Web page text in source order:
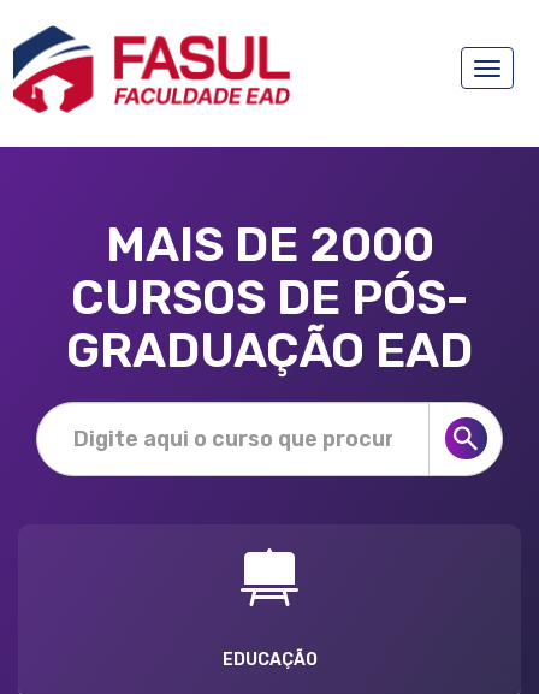
Toggle
MAIS DE 2000
CURSOS DE PÓS-
GRADUAÇÃO EAD
EDUCAÇÃO